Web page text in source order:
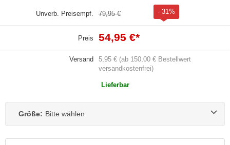
Unverb. Preisempf. 79,95 € - 31%
Preis 54,95 €*
Versand
5,95 € (ab 150,00 € Bestellwert
versandkostenfrei)
Lieferbar
Größe: Bitte wählen